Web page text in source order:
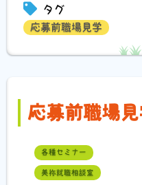
タグ
応募前職場見学
応募前職場
各種セミナー
美祢就職相談室